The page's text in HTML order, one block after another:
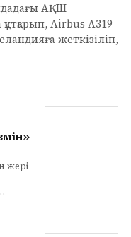
АҚШ
Airbus A319
жеткізіліп,
жері